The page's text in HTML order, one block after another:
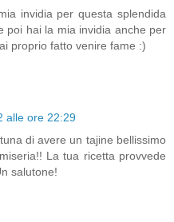
invidia per questa splendida
poi hai la mia invidia anche per
proprio fatto venire fame :)
alle ore 22:29
di avere un tajine bellissimo
La tua ricetta provvede
salutone!